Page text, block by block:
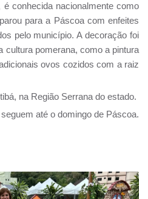
conhecida nacionalmente como
para a Páscoa com enfeites
pelo município. A decoração foi
cultura pomerana, como a pintura
ovos cozidos com a raiz
na Região Serrana do estado.
até o domingo de Páscoa.